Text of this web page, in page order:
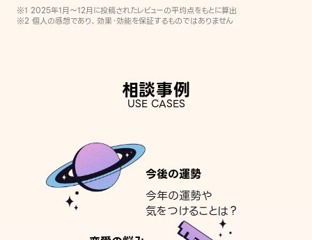
※1 2025年1月〜12月に投稿されたレビューの平均点をもとに算出
※2 個人の感想であり、効果・効能を保証するものではありません
相談事例
USE CASES
今後の運勢
今年の運勢や
気をつけることは？